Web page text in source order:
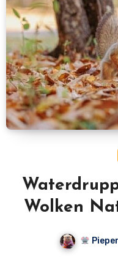
Wolken
Pieper